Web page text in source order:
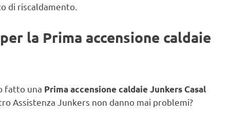
di riscaldamento.
la Prima accensione caldaie
fatto una Prima accensione caldaie Junkers Casal
Assistenza Junkers non danno mai problemi?